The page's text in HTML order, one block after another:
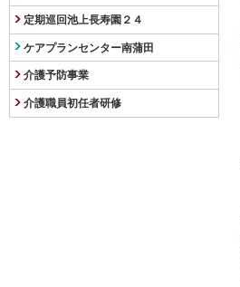
定期巡回池上長寿園２４
ケアプランセンター南蒲田
介護予防事業
介護職員初任者研修